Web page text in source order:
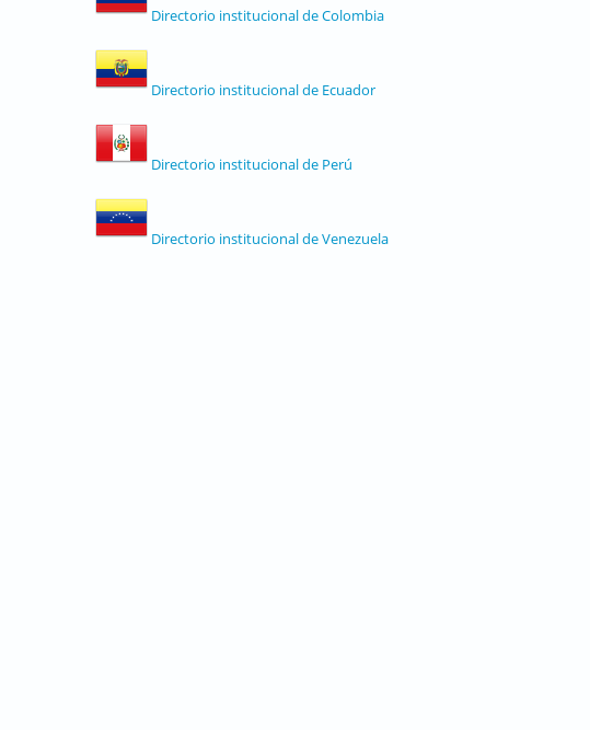
Directorio institucional de Colombia
Directorio institucional de Ecuador
Directorio institucional de Perú
Directorio institucional de Venezuela